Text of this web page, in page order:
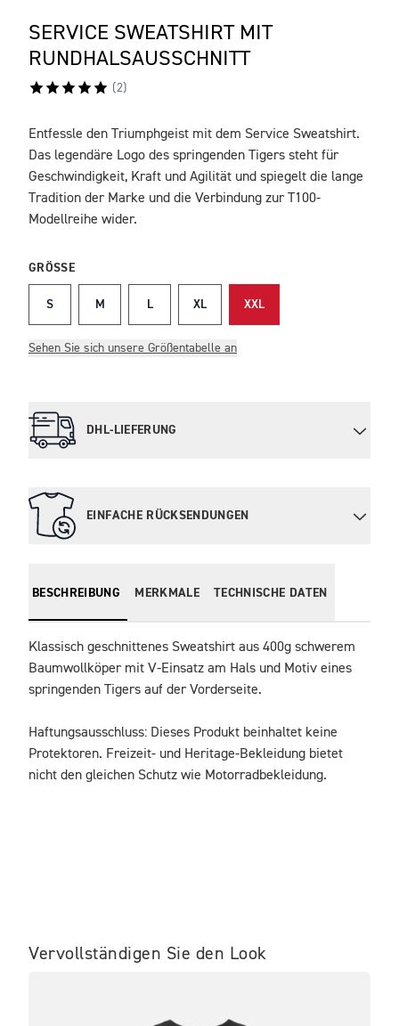
SERVICE SWEATSHIRT MIT
RUNDHALSAUSSCHNITT
(2)
BESCHREIBUNG
Entfessle den Triumphgeist mit dem Service Sweatshirt.
Das legendäre Logo des springenden Tigers steht für
Geschwindigkeit, Kraft und Agilität und spiegelt die lange
Tradition der Marke und die Verbindung zur T100-
Modellreihe wider.
GRÖSSE
S M L XL XXL
Sehen Sie sich unsere Größentabelle an
DHL-LIEFERUNG
EINFACHE RÜCKSENDUNGEN
BESCHREIBUNG MERKMALE TECHNISCHE DATEN
Klassisch geschnittenes Sweatshirt aus 400g schwerem
Baumwollköper mit V-Einsatz am Hals und Motiv eines
springenden Tigers auf der Vorderseite.
Haftungsausschluss: Dieses Produkt beinhaltet keine
Protektoren. Freizeit- und Heritage-Bekleidung bietet
nicht den gleichen Schutz wie Motorradbekleidung.
Vervollständigen Sie den Look